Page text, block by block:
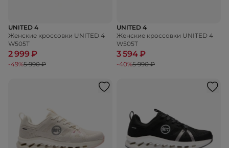
UNITED 4
Женские кроссовки UNITED 4
W505T
2 999 ₽
-49%5 990 ₽
UNITED 4
Женские кроссовки UNITED 4
W505T
3 594 ₽
-40%5 990 ₽